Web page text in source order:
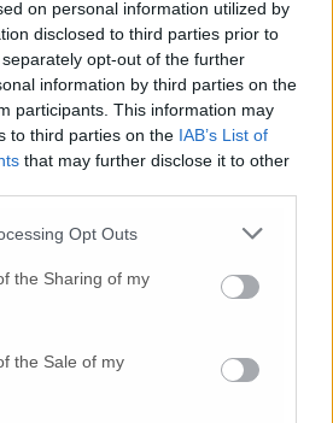
on personal information utilized by
disclosed to third parties prior to
opt-out of the further
information by third parties on the
participants. This information may
to third parties on the IAB’s List of
that may further disclose it to other
Opt Outs
the Sharing of my
the Sale of my
sicurezza Ceriscioli:
Ma è scontro con
di Confindustria,
le braccia: «Non aderiremo
dia risposte economiche»